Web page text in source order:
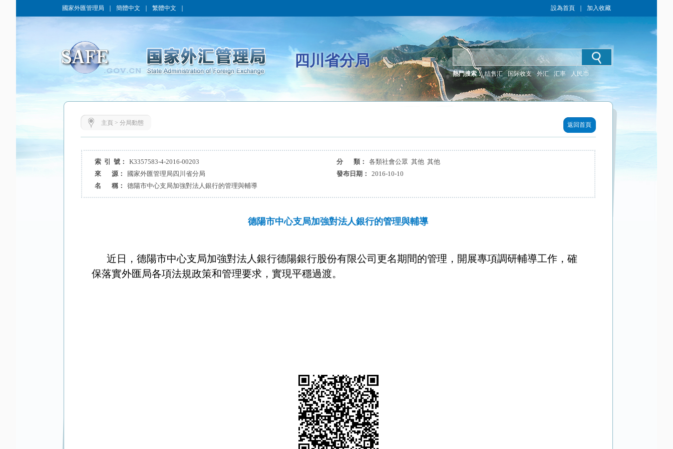
國家外匯管理局 簡體中文 繁體中文 設為首頁 加入收藏
四川省分局
熱門搜索： 结售汇 国际收支 外汇 汇率 人民币
主頁 > 分局動態 返回首頁
索 引 號： K3357583-4-2016-00203 分 類：
各類社會公眾 其他 其他
來 源：
國家外匯管理局四川省分局 發布日期：
2016-10-10
名 稱：
德陽市中心支局加強對法人銀行的管理與輔導
德陽市中心支局加強對法人銀行的管理與輔導
近日，德陽市中心支局加強對法人銀行德陽銀行股份有限公司更名期間的管理，開展專項調研輔導工作， 確
保落實外匯局各項法規政策和管理要求 ，實現平穩過渡。